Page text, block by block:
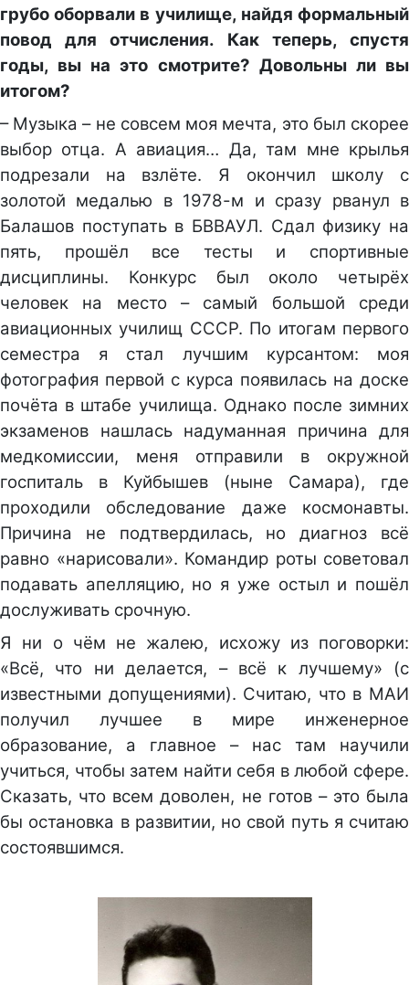
грубо оборвали в училище, найдя формальный
повод для отчисления. Как теперь, спустя
годы, вы на это смотрите? Довольны ли вы
итогом?
– Музыка – не совсем моя мечта, это был скорее
выбор отца. А авиация… Да, там мне крылья
подрезали на взлёте. Я окончил школу с
золотой медалью в 1978-м и сразу рванул в
Балашов поступать в БВВАУЛ. Сдал физику на
пять, прошёл все тесты и спортивные
дисциплины. Конкурс был около четырёх
человек на место – самый большой среди
авиационных училищ СССР. По итогам первого
семестра я стал лучшим курсантом: моя
фотография первой с курса появилась на доске
почёта в штабе училища. Однако после зимних
экзаменов нашлась надуманная причина для
медкомиссии, меня отправили в окружной
госпиталь в Куйбышев (ныне Самара), где
проходили обследование даже космонавты.
Причина не подтвердилась, но диагноз всё
равно «нарисовали». Командир роты советовал
подавать апелляцию, но я уже остыл и пошёл
дослуживать срочную.
Я ни о чём не жалею, исхожу из поговорки:
«Всё, что ни делается, – всё к лучшему» (с
известными допущениями). Считаю, что в МАИ
получил лучшее в мире инженерное
образование, а главное – нас там научили
учиться, чтобы затем найти себя в любой сфере.
Сказать, что всем доволен, не готов – это была
бы остановка в развитии, но свой путь я считаю
состоявшимся.